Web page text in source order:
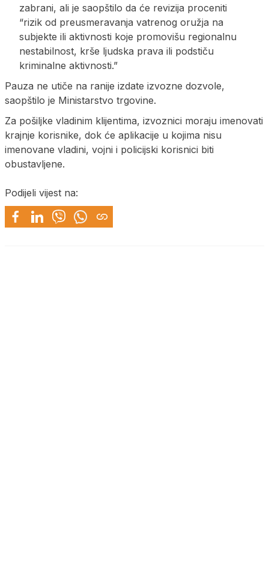
zabrani, ali je saopštilo da će revizija proceniti
“rizik od preusmeravanja vatrenog oružja na
subjekte ili aktivnosti koje promovišu regionalnu
nestabilnost, krše ljudska prava ili podstiču
kriminalne aktivnosti.”
Pauza ne utiče na ranije izdate izvozne dozvole,
saopštilo je Ministarstvo trgovine.
Za pošiljke vladinim klijentima, izvoznici moraju imenovati
krajnje korisnike, dok će aplikacije u kojima nisu
imenovane vladini, vojni i policijski korisnici biti
obustavljene.
Podijeli vijest na: